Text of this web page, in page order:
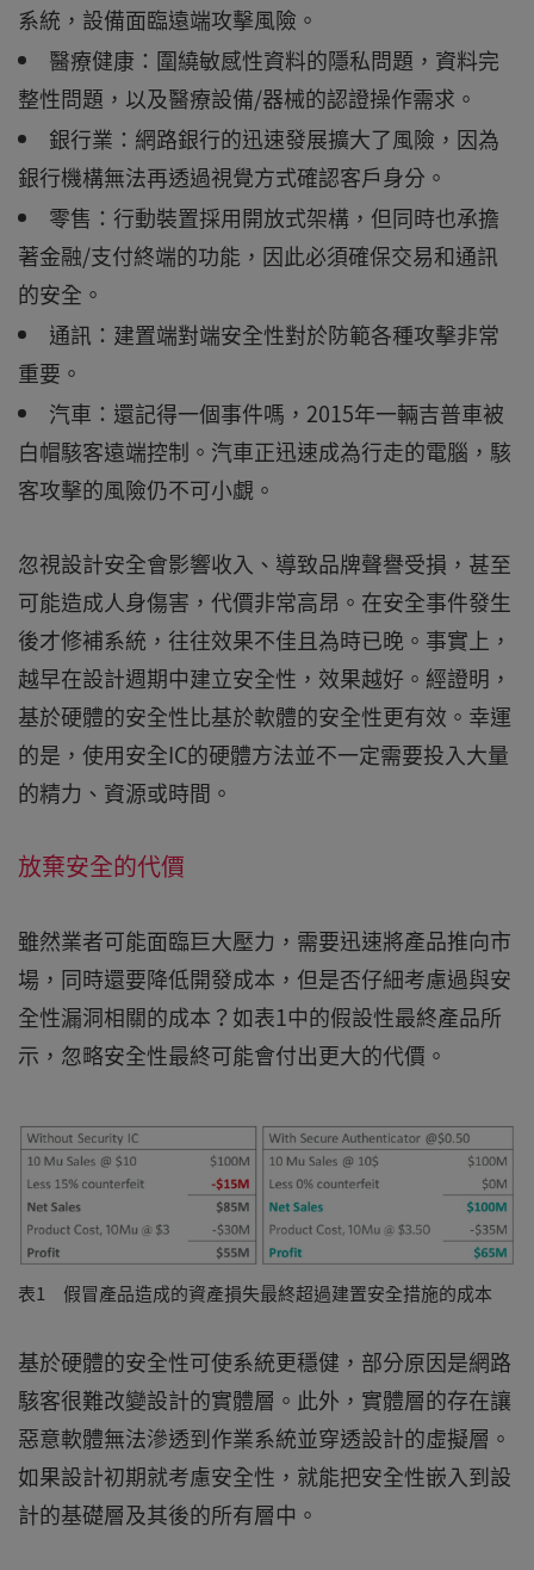
系統，設備面臨遠端攻擊風險。
醫療健康：圍繞敏感性資料的隱私問題，資料完
整性問題，以及醫療設備/器械的認證操作需求。
銀行業：網路銀行的迅速發展擴大了風險，因為
銀行機構無法再透過視覺方式確認客戶身分。
零售：行動裝置採用開放式架構，但同時也承擔
著金融/支付終端的功能，因此必須確保交易和通訊
的安全。
通訊：建置端對端安全性對於防範各種攻擊非常
重要。
汽車：還記得一個事件嗎，2015年一輛吉普車被
白帽駭客遠端控制。汽車正迅速成為行走的電腦，駭
客攻擊的風險仍不可小覷。
忽視設計安全會影響收入、導致品牌聲譽受損，甚至
可能造成人身傷害，代價非常高昂。在安全事件發生
後才修補系統，往往效果不佳且為時已晚。事實上，
越早在設計週期中建立安全性，效果越好。經證明，
基於硬體的安全性比基於軟體的安全性更有效。幸運
的是，使用安全IC的硬體方法並不一定需要投入大量
的精力、資源或時間。
放棄安全的代價
雖然業者可能面臨巨大壓力，需要迅速將產品推向市
場，同時還要降低開發成本，但是否仔細考慮過與安
全性漏洞相關的成本？如表1中的假設性最終產品所
示，忽略安全性最終可能會付出更大的代價。
表1 假冒產品造成的資產損失最終超過建置安全措施的成本
基於硬體的安全性可使系統更穩健，部分原因是網路
駭客很難改變設計的實體層。此外，實體層的存在讓
惡意軟體無法滲透到作業系統並穿透設計的虛擬層。
如果設計初期就考慮安全性，就能把安全性嵌入到設
計的基礎層及其後的所有層中。